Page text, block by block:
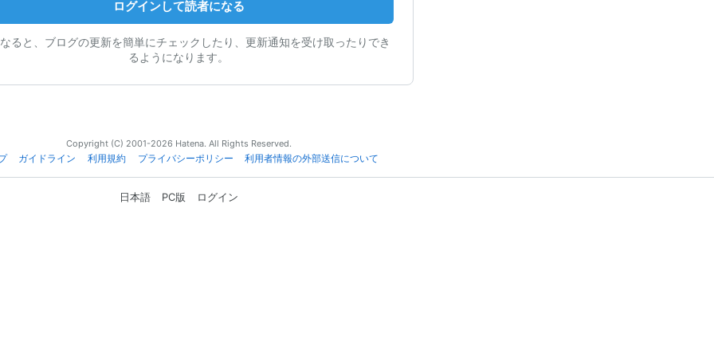
ログインして読者になる
ると、ブログの更新を簡単にチェックしたり、更新通知を受け取ったりでき
るようになります。
Copyright (C) 2001-2026 Hatena. All Rights Reserved.
ガイドライン 利用規約 プライバシーポリシー 利用者情報の外部送信について
日本語 PC版 ログイン